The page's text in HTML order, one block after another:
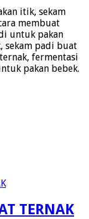
itik, sekam
membuat
untuk pakan
sekam padi buat
fermentasi
pakan bebek.
TERNAK